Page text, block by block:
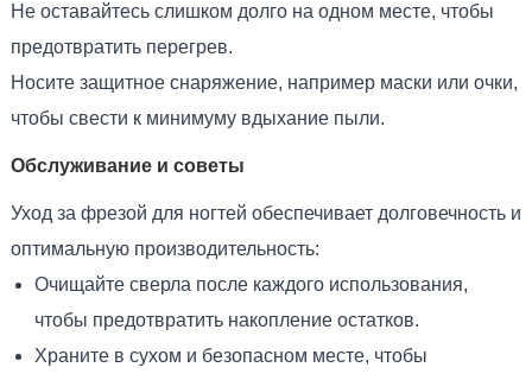
Не оставайтесь слишком долго на одном месте, чтобы
предотвратить перегрев.
Носите защитное снаряжение, например маски или очки,
чтобы свести к минимуму вдыхание пыли.
Обслуживание и советы
Уход за фрезой для ногтей обеспечивает долговечность и
оптимальную производительность:
Очищайте сверла после каждого использования,
чтобы предотвратить накопление остатков.
Храните в сухом и безопасном месте, чтобы